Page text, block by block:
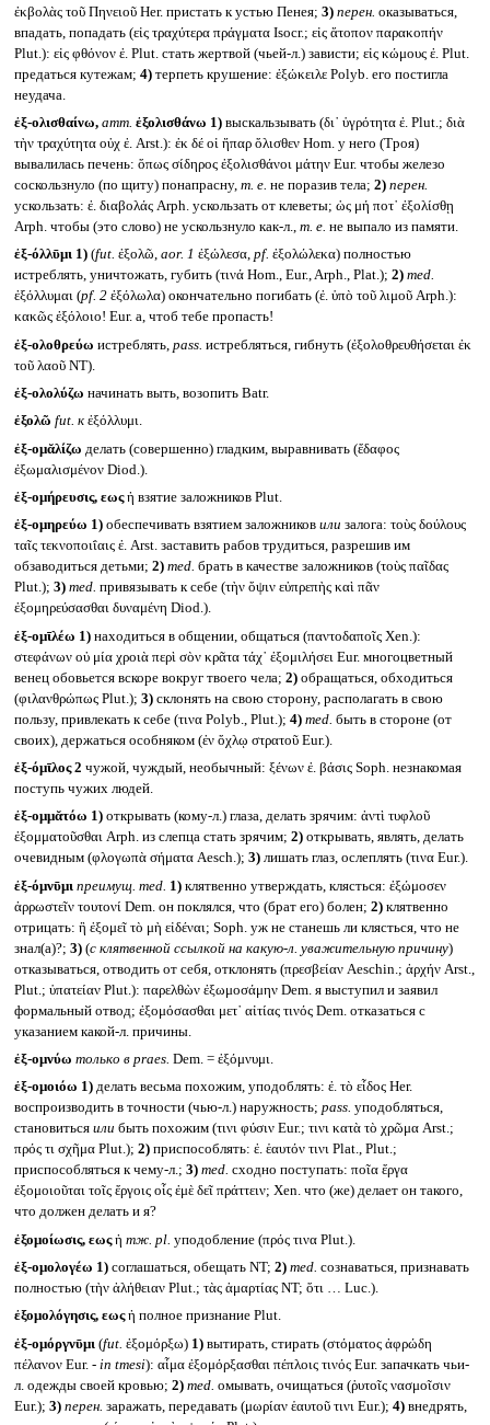
ἐκβολὰς τοῦ Πηνειοῦ Her. пристать к устью Пенея; 3) перен. оказываться,
впадать, попадать (εἰς τραχύτερα πράγματα Isocr.; εἰς ἄτοπον παρακοπήν
Plut.): εἰς φθόνον ἐ. Plut. стать жертвой (чьей-л.) зависти; εἰς κώμους ἐ. Plut.
предаться кутежам; 4)терпеть крушение: ἐξώκειλε Polyb. его постигла
неудача.
ἐξ-ολισθαίνω, атт. ἐξολισθάνω 1)выскальзывать (δι᾽ ὑγρότητα ἐ. Plut.; διὰ
τὴν τραχύτητα οὐχ ἐ. Arst.): ἐκ δέ οἱ ἥπαρ ὄλισθεν Hom. у него (Троя)
вывалилась печень: ὅπως σίδηρος ἐξολισθάνοι μάτην Eur. чтобы железо
соскользнуло (по щиту) понапрасну, т. е. не поразив тела; 2) перен.
ускользать: ἐ. διαβολάς Arph. ускользать от клеветы; ὡς μή ποτ᾽ ἐξολίσθῃ
Arph. чтобы (это слово) не ускользнуло как-л., т. е. не выпало из памяти.
ἐξ-όλλῡμι 1)(fut. ἐξολῶ, aor. 1 ἐξώλεσα, pf. ἐξολώλεκα) полностью
истреблять, уничтожать, губить (τινά Hom., Eur., Arph., Plat.); 2) med.
ἐξόλλυμαι (pf. 2ἐξόλωλα) окончательно погибать (ἐ. ὑπὸ τοῦ λιμοῦ Arph.):
κακῶς ἐξόλοιο! Eur. а, чтоб тебе пропасть!
ἐξ-ολοθρεύω истреблять, pass. истребляться, гибнуть (ἐξολοθρευθήσεται ἐκ
τοῦ λαοῦ NT).
ἐξ-ολολύζω начинать выть, возопить Batr.
ἐξολῶ fut. кἐξόλλυμι.
ἐξ-ομᾰλίζω делать (совершенно) гладким, выравнивать (ἔδαφος
ἐξωμαλισμένον Diod.).
ἐξ-ομήρευσις, εωςἡ взятие заложников Plut.
ἐξ-ομηρεύω 1)обеспечивать взятием заложников или залога: τοὺς δούλους
ταῖς τεκνοποιΐαις ἐ. Arst. заставить рабов трудиться, разрешив им
обзаводиться детьми; 2) med. брать в качестве заложников (τοὺς παῖδας
Plut.); 3) med. привязывать к себе (τὴν ὄψιν εὐπρεπὴς καὶ πᾶν
ἐξομηρεύσασθαι δυναμένη Diod.).
ἐξ-ομῑλέω 1)находиться в общении, общаться (παντοδαποῖς Xen.):
στεφάνων οὐ μία χροιὰ περὶ σὸν κρᾶτα τάχ᾽ ἐξομιλήσει Eur. многоцветный
венец обовьется вскоре вокруг твоего чела; 2)обращаться, обходиться
(φιλανθρώπως Plut.); 3)склонять на свою сторону, располагать в свою
пользу, привлекать к себе (τινα Polyb., Plut.); 4) med. быть в стороне (от
своих), держаться особняком (ἐν ὄχλῳ στρατοῦ Eur.).
ἐξ-όμῑλος 2 чужой, чуждый, необычный: ξένων ἐ. βάσις Soph. незнакомая
поступь чужих людей.
ἐξ-ομμᾰτόω 1)открывать (кому-л.) глаза, делать зрячим: ἀντὶ τυφλοῦ
ἐξομματοῦσθαι Arph. из слепца стать зрячим; 2)открывать, являть, делать
очевидным (φλογωπὰ σήματα Aesch.); 3)лишать глаз, ослеплять (τινα Eur.).
ἐξ-όμνῡμι преимущ. med. 1)клятвенно утверждать, клясться: ἐξώμοσεν
ἀρρωστεῖν τουτονί Dem. он поклялся, что (брат его) болен; 2)клятвенно
отрицать: ἢ ἐξομεῖ τὸ μὴ εἰδέναι; Soph. уж не станешь ли клясться, что не
знал(а)?; 3)(с клятвенной ссылкой на какую-л. уважительную причину)
отказываться, отводить от себя, отклонять (πρεσβείαν Aeschin.; ἀρχήν Arst.,
Plut.; ὑπατείαν Plut.): παρελθὼν ἐξωμοσάμην Dem. я выступил и заявил
формальный отвод; ἐξομόσασθαι μετ᾽ αἰτίας τινός Dem. отказаться с
указанием какой-л. причины.
ἐξ-ομνύω только в praes. Dem. = ἐξόμνυμι.
ἐξ-ομοιόω 1)делать весьма похожим, уподоблять: ἐ. τὸ εἶδος Her.
воспроизводить в точности (чью-л.) наружность; pass. уподобляться,
становиться или быть похожим (τινι φύσιν Eur.; τινι κατὰ τὸ χρῶμα Arst.;
πρός τι σχῆμα Plut.); 2)приспособлять: ἐ. ἑαυτόν τινι Plat., Plut.;
приспособляться к чему-л.; 3) med. сходно поступать: ποῖα ἔργα
ἐξομοιοῦται τοῖς ἔργοις οἷς ἐμὲ δεῖ πράττειν; Xen. что (же) делает он такого,
что должен делать и я?
ἐξομοίωσις, εωςἡ тж. pl. уподобление (πρός τινα Plut.).
ἐξ-ομολογέω 1)соглашаться, обещать NT; 2) med. сознаваться, признавать
полностью (τὴν ἀλήθειαν Plut.; τὰς ἁμαρτίας NT; ὅτι … Luc.).
ἐξομολόγησις, εωςἡ полное признание Plut.
ἐξ-ομόργνῡμι (fut. ἐξομόρξω) 1)вытирать, стирать (στόματος ἀφρώδη
πέλανον Eur. - in tmesi): αἷμα ἐξομόρξασθαι πέπλοις τινός Eur. запачкать чьи-
л. одежды своей кровью; 2) med. омывать, очищаться (ῥυτοῖς νασμοῖσιν
Eur.); 3) перен. заражать, передавать (μωρίαν ἑαυτοῦ τινι Eur.); 4)внедрять,